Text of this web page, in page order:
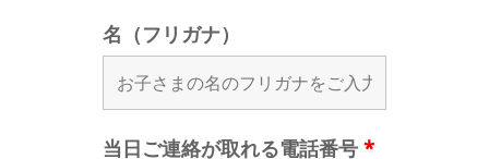
名（フリガナ）
当日ご連絡が取れる電話番号 *